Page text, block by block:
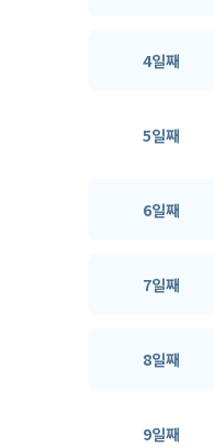
4일째
5일째
6일째
7일째
8일째
9일째